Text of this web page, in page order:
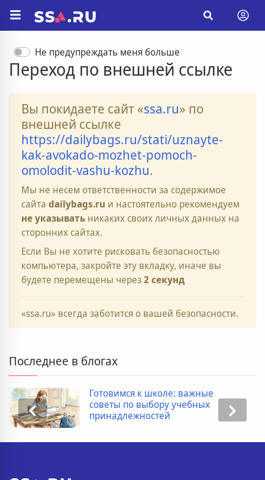
Переход по внешней ссылке
Не предупреждать меня больше
Вы покидаете сайт «ssa.ru» по
внешней ссылке
https://dailybags.ru/stati/uznayte-
kak-avokado-mozhet-pomoch-
omolodit-vashu-kozhu.
Мы не несем ответственности за содержимое
сайта dailybags.ru и настоятельно рекомендуем
не указывать никаких своих личных данных на
сторонних сайтах.
Если Вы не хотите рисковать безопасностью
компьютера, закройте эту вкладку, иначе вы
будете перемещены через2секунд
«ssa.ru» всегда заботится о вашей безопасности.
Последнее в блогах
Готовимся к школе: важные
советы по выбору учебных
принадлежностей